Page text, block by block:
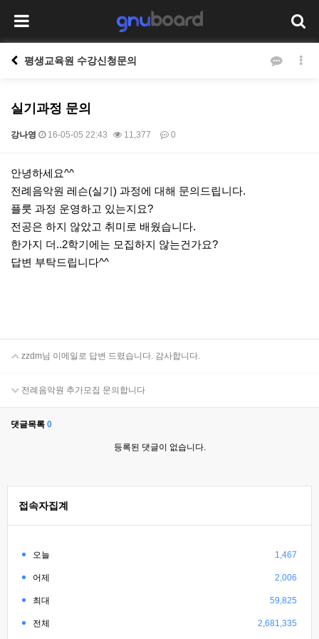
평생교육원 수강신청문의
실기과정 문의
강나영 16-05-05 22:43 11,377 0
본문
안녕하세요^^
전례음악원 레슨(실기) 과정에 대해 문의드립니다.
플룻 과정 운영하고 있는지요?
전공은 하지 않았고 취미로 배웠습니다.
한가지 더..2학기에는 모집하지 않는건가요?
답변 부탁드립니다^^
zzdm님 이메일로 답변 드렸습니다. 감사합니다.
전례음악원 추가모집 문의합니다
댓글목록 0
등록된 댓글이 없습니다.
접속자집계
오늘 1,467
어제 2,006
최대 59,825
전체 2,681,335